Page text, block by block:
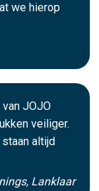
we hierop
JOJO
veiliger.
altijd
Lanklaar